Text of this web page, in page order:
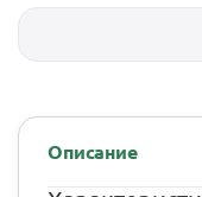
Описание